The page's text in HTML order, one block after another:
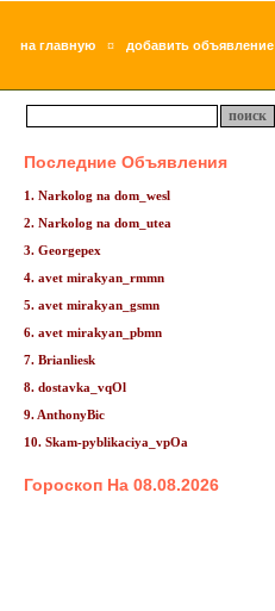
на главную ¤ добавить объявление
Последние Объявления
1. Narkolog na dom_wesl
2. Narkolog na dom_utea
3. Georgepex
4. avet mirakyan_rmmn
5. avet mirakyan_gsmn
6. avet mirakyan_pbmn
7. Brianliesk
8. dostavka_vqOl
9. AnthonyBic
10. Skam-pyblikaciya_vpOa
Гороскоп На 08.08.2026